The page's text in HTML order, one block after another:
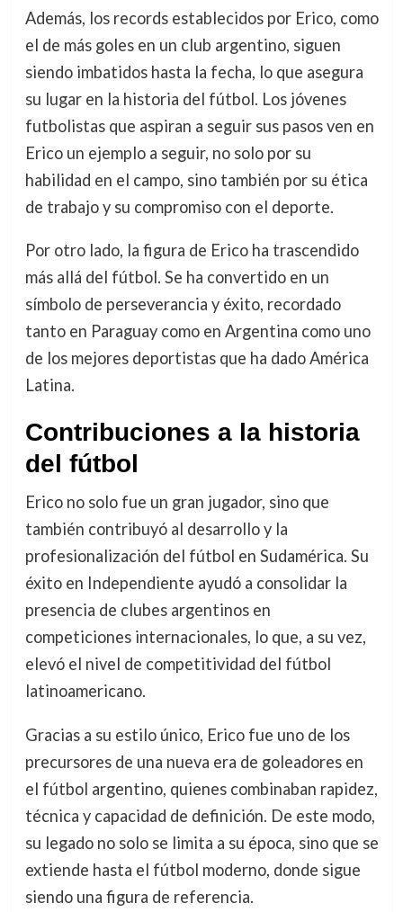
Además, los records establecidos por Erico, como
el de más goles en un club argentino, siguen
siendo imbatidos hasta la fecha, lo que asegura
su lugar en la historia del fútbol. Los jóvenes
futbolistas que aspiran a seguir sus pasos ven en
Erico un ejemplo a seguir, no solo por su
habilidad en el campo, sino también por su ética
de trabajo y su compromiso con el deporte.
Por otro lado, la figura de Erico ha trascendido
más allá del fútbol. Se ha convertido en un
símbolo de perseverancia y éxito, recordado
tanto en Paraguay como en Argentina como uno
de los mejores deportistas que ha dado América
Latina.
Contribuciones a la historia
del fútbol
Erico no solo fue un gran jugador, sino que
también contribuyó al desarrollo y la
profesionalización del fútbol en Sudamérica. Su
éxito en Independiente ayudó a consolidar la
presencia de clubes argentinos en
competiciones internacionales, lo que, a su vez,
elevó el nivel de competitividad del fútbol
latinoamericano.
Gracias a su estilo único, Erico fue uno de los
precursores de una nueva era de goleadores en
el fútbol argentino, quienes combinaban rapidez,
técnica y capacidad de definición. De este modo,
su legado no solo se limita a su época, sino que se
extiende hasta el fútbol moderno, donde sigue
siendo una figura de referencia.